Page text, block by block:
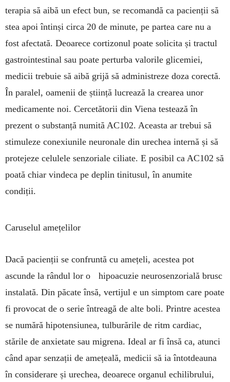
te­rapia să aibă un efect bun, se re­comandă ca pacienții să
stea apoi în­tinși circa 20 de minute, pe par­tea care nu a
fost afectată. Deoarece cortizonul poate solicita și tractul
gastrointestinal sau poate perturba valo­rile glicemiei,
medicii trebuie să aibă grijă să ad­ministreze doza corectă.
În paralel, oamenii de știință lucrează la crearea unor
medi­camente noi. Cer­cetătorii din Viena testează în
prezent o substanță numită AC102. Aceasta ar trebui să
sti­muleze conexiunile neuronale din ure­chea internă și să
protejeze celulele senzoriale ciliate. E posibil ca AC102 să
poată chiar vindeca pe deplin ti­nitusul, în anumite
condiții.
Caruselul amețelilor
Dacă pacienții se confruntă cu amețeli, acestea pot
ascunde la rândul lor o hipoacuzie neuro­senzorială brusc
instalată. Din păcate însă, vertijul e un simptom care poate
fi provocat de o serie întreagă de alte boli. Printre acestea
se numără hipotensiunea, tulburările de ritm cardiac,
stările de anxietate sau migrena. Ideal ar fi însă ca, atunci
când apar senzații de amețeală, medicii să ia întotdeauna
în considerare și urechea, deoarece organul echilibrului,